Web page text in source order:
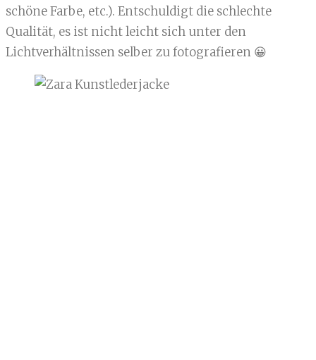
schöne Farbe, etc.). Entschuldigt die schlechte
Qualität, es ist nicht leicht sich unter den
Lichtverhältnissen selber zu fotografieren 😀